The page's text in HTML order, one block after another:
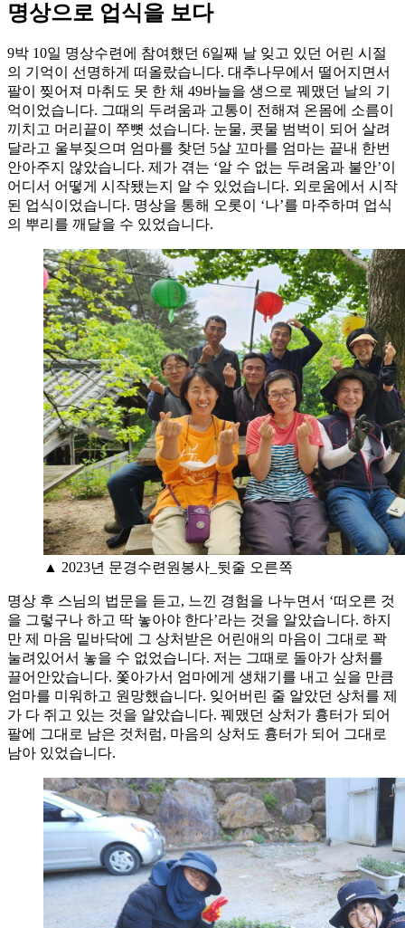
명상으로 업식을 보다
9박 10일 명상수련에 참여했던 6일째 날 잊고 있던 어린 시절
의 기억이 선명하게 떠올랐습니다. 대추나무에서 떨어지면서
팔이 찢어져 마취도 못 한 채 49바늘을 생으로 꿰맸던 날의 기
억이었습니다. 그때의 두려움과 고통이 전해져 온몸에 소름이
끼치고 머리끝이 쭈뼛 섰습니다. 눈물, 콧물 범벅이 되어 살려
달라고 울부짖으며 엄마를 찾던 5살 꼬마를 엄마는 끝내 한번
안아주지 않았습니다. 제가 겪는 ‘알 수 없는 두려움과 불안’이
어디서 어떻게 시작됐는지 알 수 있었습니다. 외로움에서 시작
된 업식이었습니다. 명상을 통해 오롯이 ‘나’를 마주하며 업식
의 뿌리를 깨달을 수 있었습니다.
▲ 2023년 문경수련원봉사_뒷줄 오른쪽
명상 후 스님의 법문을 듣고, 느낀 경험을 나누면서 ‘떠오른 것
을 그렇구나 하고 딱 놓아야 한다’라는 것을 알았습니다. 하지
만 제 마음 밑바닥에 그 상처받은 어린애의 마음이 그대로 꽉
눌려있어서 놓을 수 없었습니다. 저는 그때로 돌아가 상처를
끌어안았습니다. 쫓아가서 엄마에게 생채기를 내고 싶을 만큼
엄마를 미워하고 원망했습니다. 잊어버린 줄 알았던 상처를 제
가 다 쥐고 있는 것을 알았습니다. 꿰맸던 상처가 흉터가 되어
팔에 그대로 남은 것처럼, 마음의 상처도 흉터가 되어 그대로
남아 있었습니다.